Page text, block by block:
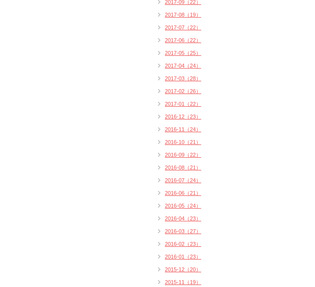
2017-09（22）
2017-08（19）
2017-07（22）
2017-06（22）
2017-05（25）
2017-04（24）
2017-03（28）
2017-02（26）
2017-01（22）
2016-12（23）
2016-11（24）
2016-10（21）
2016-09（22）
2016-08（21）
2016-07（24）
2016-06（21）
2016-05（24）
2016-04（23）
2016-03（27）
2016-02（23）
2016-01（23）
2015-12（20）
2015-11（19）